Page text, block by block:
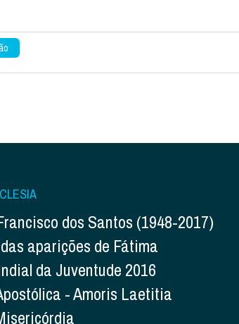
dos Santos (1948-2017)
aparições de Fátima
da Juventude 2016
- Amoris Laetitia